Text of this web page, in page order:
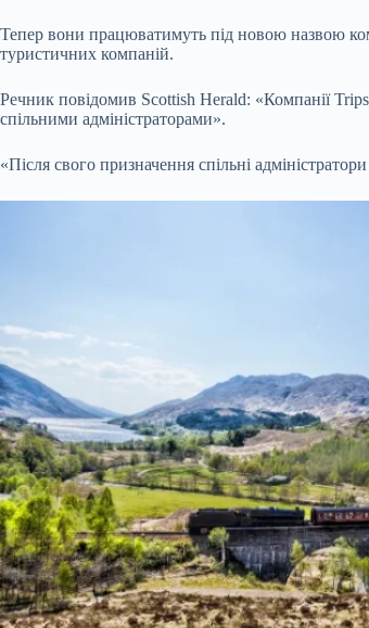
Тепер вони працюватимуть під новою назвою
туристичних компаній.
Речник повідомив Scottish Herald: «Компанії
спільними адміністраторами».
«Після свого призначення спільні